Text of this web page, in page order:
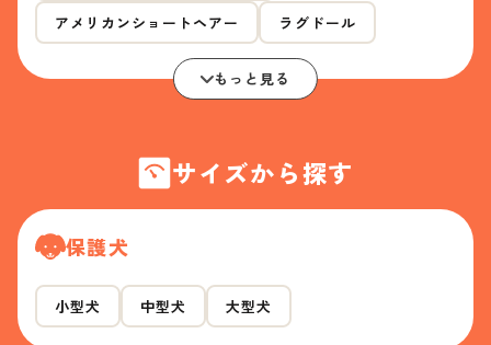
アメリカンショートヘアー ラグドール
もっと見る
サイズから探す
保護犬
小型犬 中型犬 大型犬